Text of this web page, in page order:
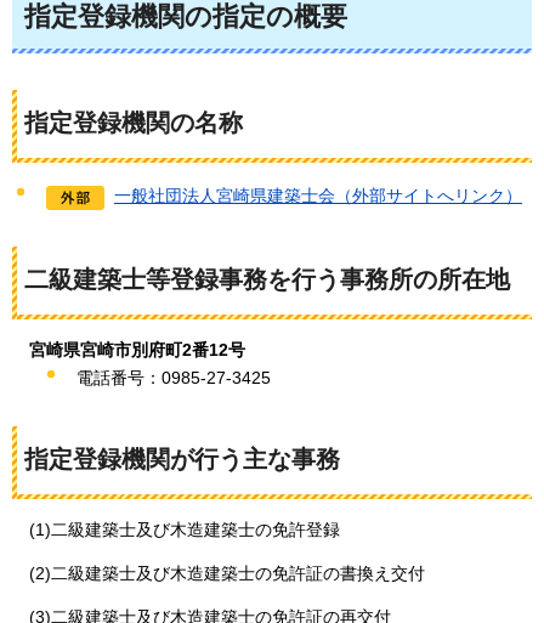
指定登録機関の指定の概要
指定登録機関の名称
一般社団法人宮崎県建築士会（外部サイトへリンク）
二級建築士等登録事務を行う事務所の所在地
宮崎県宮崎市別府町2番12号
電話番号：0985-27-3425
指定登録機関が行う主な事務
(1)二級建築士及び木造建築士の免許登録
(2)二級建築士及び木造建築士の免許証の書換え交付
(3)二級建築士及び木造建築士の免許証の再交付